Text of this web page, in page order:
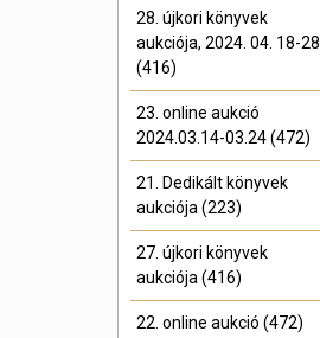
28. újkori könyvek
aukciója, 2024. 04. 18-28
(416)
23. online aukció
2024.03.14-03.24 (472)
21. Dedikált könyvek
aukciója (223)
27. újkori könyvek
aukciója (416)
22. online aukció (472)